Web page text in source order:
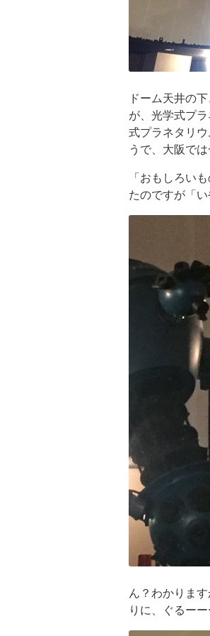
ドーム天井の
が、光学式プ
式プラネタリ
うで、大阪で
「おもしろい
たのですが「
ん？わかりま
りに、ぐるー